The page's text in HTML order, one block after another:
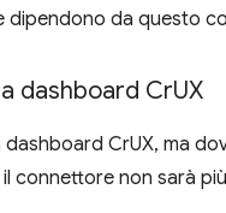
da questo
dashboard CrUX
dashboard CrUX, ma
connettore non sarà